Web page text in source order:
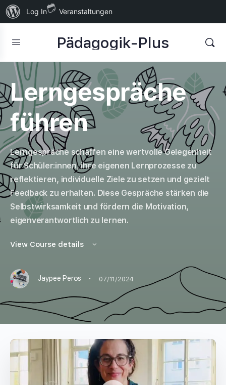
Über
WordPress
Log In Veranstaltungen
Pädagogik-Plus
Lerngespräche
führen
Lerngespräche schaffen eine wertvolle Gelegenheit
für Schüler:innen, ihre eigenen Lernprozesse zu
reflektieren, individuelle Ziele zu setzen und gezielt
Feedback zu erhalten. Diese Gespräche stärken die
Selbstwirksamkeit und fördern die Motivation,
eigenverantwortlich zu lernen.
View Course details
Jaypee Peros · 07/11/2024